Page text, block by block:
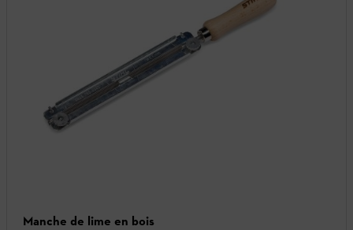
Manche de lime en bois